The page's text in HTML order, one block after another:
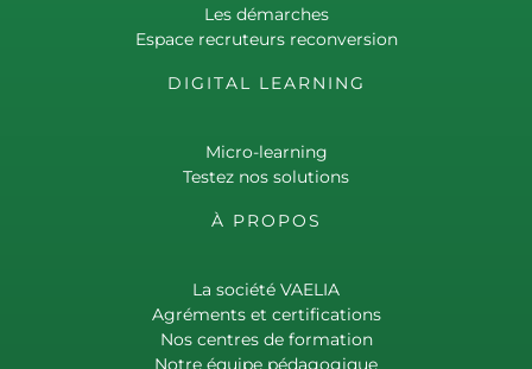
Les démarches
Espace recruteurs reconversion
DIGITAL LEARNING
Micro-learning
Testez nos solutions
À PROPOS
La société VAELIA
Agréments et certifications
Nos centres de formation
Notre équipe pédagogique